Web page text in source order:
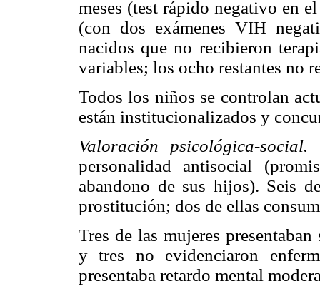
meses (test rápido negativo en
(con dos exámenes VIH
nacidos que no recibieron
variables; los ocho restantes no
Todos los niños se controlan
están institucionalizados y
Valoración psicológica-social.
personalidad antisocial
abandono de sus hijos). Seis
prostitución; dos de ellas
Tres de las mujeres
y tres no evidenciaron
presentaba retardo mental